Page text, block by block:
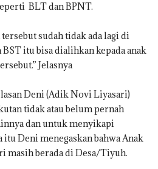
BLT dan BPNT.
sudah tidak ada lagi di
itu bisa dialihkan kepada anak
Jelasnya
Deni (Adik Novi Liyasari)
tidak atau belum pernah
dan untuk menyikapi
itu Deni menegaskan bahwa Anak
masih berada di Desa/Tiyuh.